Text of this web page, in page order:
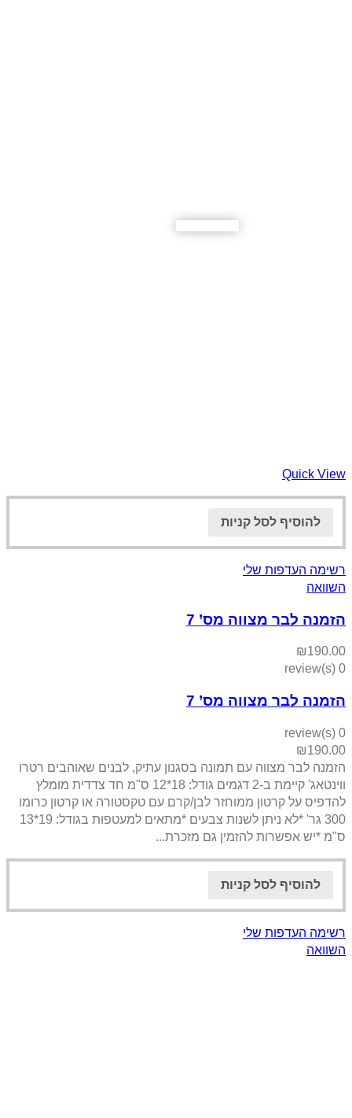
Quick View
להוסיף לסל קניות
רשימה העדפות שלי
השוואה
הזמנה לבר מצווה מס’ 7
₪190.00
0 review(s)
הזמנה לבר מצווה מס’ 7
0 review(s)
₪190.00
הזמנה לבר מצווה עם תמונה בסגנון עתיק, לבנים שאוהבים רטרו
ווינטאג' קיימת ב-2 דגמים גודל: 18*12 ס"מ חד צדדית מומלץ
להדפיס על קרטון ממוחזר לבן/קרם עם טקסטורה או קרטון כרומו
300 גר' *לא ניתן לשנות צבעים *מתאים למעטפות בגודל: 19*13
ס"מ *יש אפשרות להזמין גם מזכרת...
להוסיף לסל קניות
רשימה העדפות שלי
השוואה